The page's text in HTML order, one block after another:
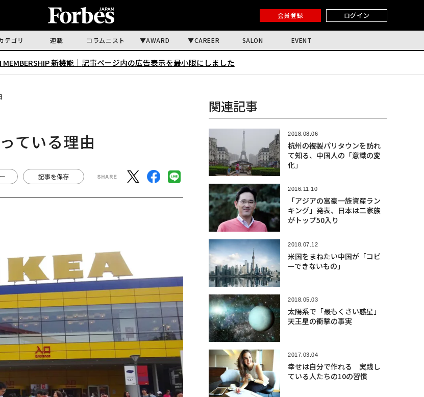
会員登録 ログイン
テゴリ 連載 コラムニスト AWARD CAREER SALON EVENT
新機能｜ 記事ページ内の広告表示を最小限にしました
ている理由
記事を保存
関連記事
2018.08.06
杭州の複製パリタウンを訪れ
て知る、中国人の「意識の変
化」
2016.11.10
「アジアの富豪一族資産ラン
キング」発表、日本は二家族
がトップ50入り
2018.07.12
米国をまねたい中国が「コピ
ーできないもの」
2018.05.03
太陽系で「最もくさい惑星」
天王星の衝撃の事実
2017.03.04
幸せは自分で作れる 実践し
ている人たちの10の習慣